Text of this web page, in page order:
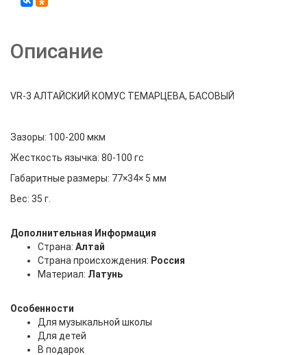
Описание
VR-3 АЛТАЙСКИЙ КОМУС ТЕМАРЦЕВА, БАСОВЫЙ
Зазоры: 100-200 мкм
Жесткость язычка: 80-100 гс
Габаритные размеры: 77×34× 5 мм
Вес: 35 г.
Дополнительная Информация
Страна: Алтай
Страна происхождения: Россия
Материал: Латунь
Особенности
Для музыкальной школы
Для детей
В подарок